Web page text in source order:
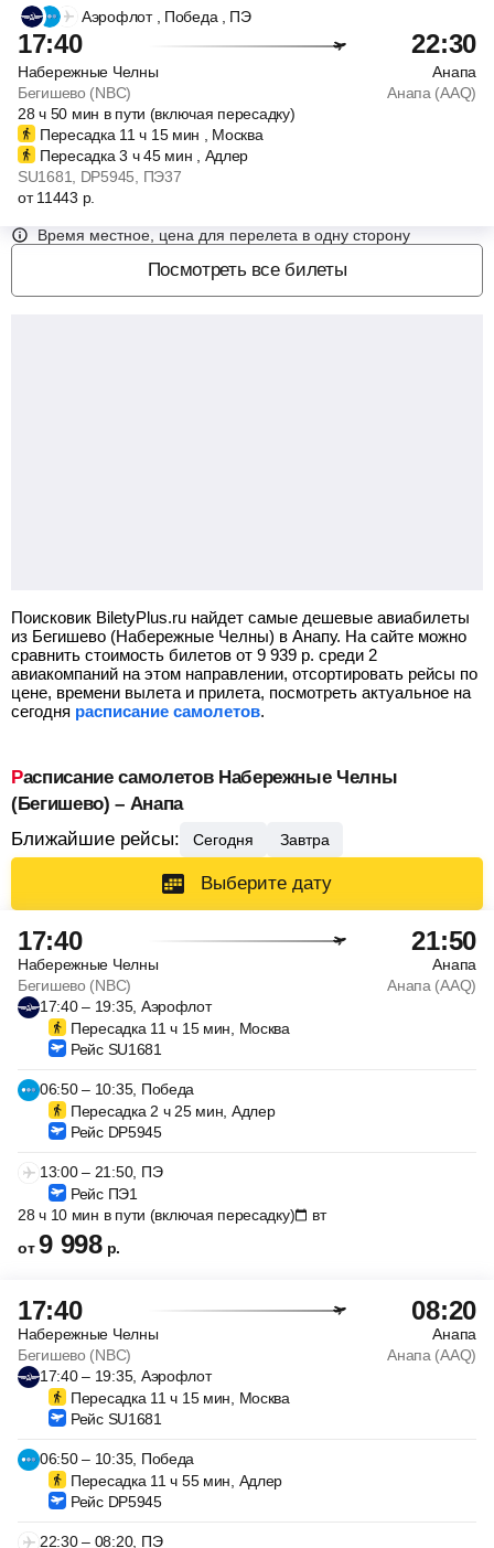
Аэрофлот , Победа , ПЭ
17:40 22:30
Набережные Челны
Анапа
Бегишево (NBC)
Анапа (AAQ)
28ч50 мин в пути (включая пересадку)
Пересадка 11ч 15 мин , Москва
Пересадка 3 ч45 мин , Адлер
SU1681
, DP5945 , ПЭ37
от11443 р.
Время местное, цена для перелета в одну сторону
Посмотреть все билеты
Поисковик BiletyPlus.ru найдет самые дешевые авиабилеты
из Бегишево (Набережные Челны) в Анапу. На сайте можно
сравнить стоимость билетов от 9 939 р. среди 2
авиакомпаний на этом направлении, отсортировать рейсы по
цене, времени вылета и прилета, посмотреть актуальное на
сегодня расписание самолетов.
Расписание самолетов Набережные Челны
(Бегишево) – Анапа
Ближайшие рейсы:
Сегодня Завтра
Выберите дату
17:40 21:50
Набережные Челны
Анапа
Бегишево (NBC)
Анапа (AAQ)
17:40 – 19:35, Аэрофлот
Пересадка 11 ч 15 мин, Москва
Рейс SU1681
06:50 – 10:35, Победа
Пересадка 2 ч 25 мин, Адлер
Рейс DP5945
13:00 – 21:50, ПЭ
Рейс ПЭ1
28 ч 10 мин в пути (включая пересадку)
вт
от9 998 р.
17:40 08:20
Набережные Челны
Анапа
Бегишево (NBC)
Анапа (AAQ)
17:40 – 19:35, Аэрофлот
Пересадка 11 ч 15 мин, Москва
Рейс SU1681
06:50 – 10:35, Победа
Пересадка 11 ч 55 мин, Адлер
Рейс DP5945
22:30 – 08:20, ПЭ